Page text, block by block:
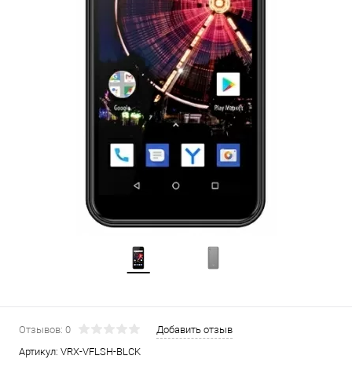
Отзывов: 0
Добавить отзыв
Артикул: VRX-VFLSH-BLCK